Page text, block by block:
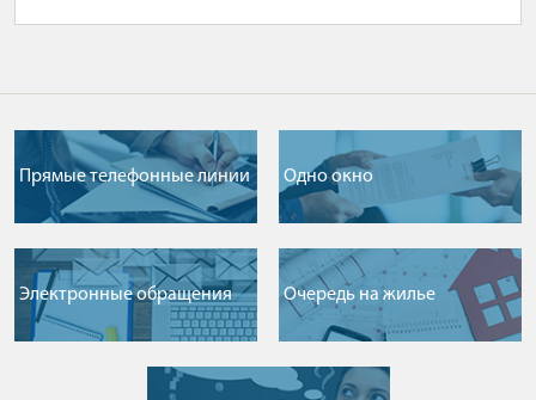
Прямые телефонные линии Одно окно
Электронные обращения Очередь на жилье